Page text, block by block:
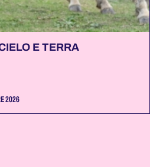
E TERRA
2026